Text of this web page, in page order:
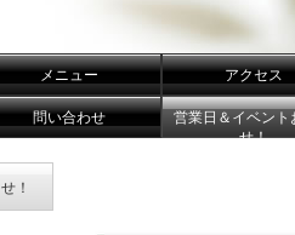
メニュー アクセス
問い合わせ
営業日＆イベント
せ！
！